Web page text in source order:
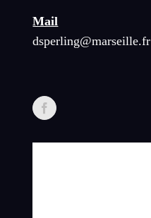
Mail
dsperling@marseille.fr